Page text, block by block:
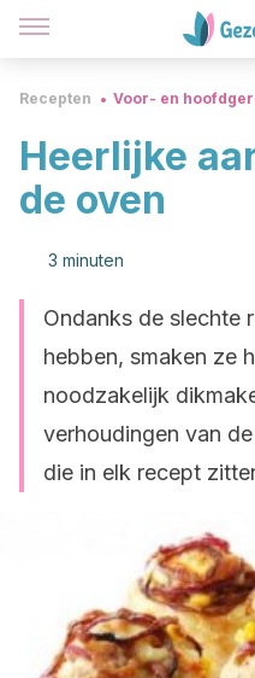
Recepten Voor- en
Heerlijke
de oven
3 minuten
Ondanks de slechte
hebben, smaken ze
noodzakelijk
verhoudingen van
die in elk recept